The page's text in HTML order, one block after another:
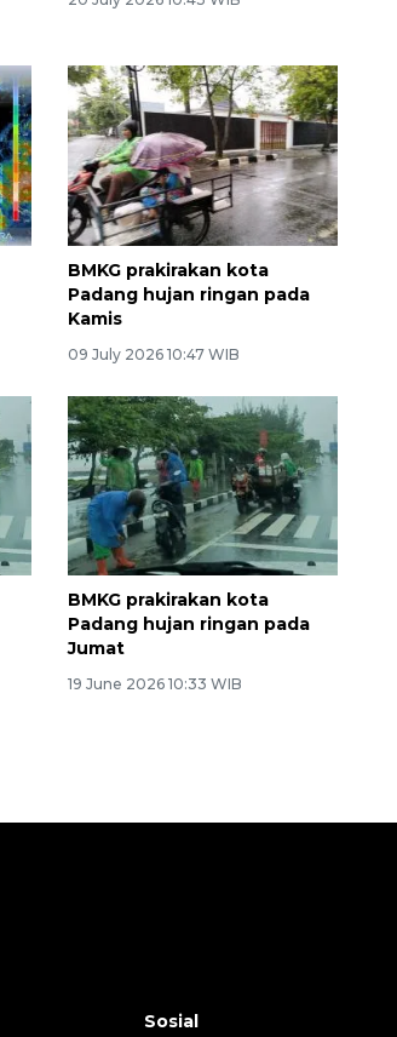
BMKG prakirakan kota
Padang hujan ringan pada
Kamis
09 July 2026 10:47 WIB
BMKG prakirakan kota
Padang hujan ringan pada
Jumat
19 June 2026 10:33 WIB
Sosial